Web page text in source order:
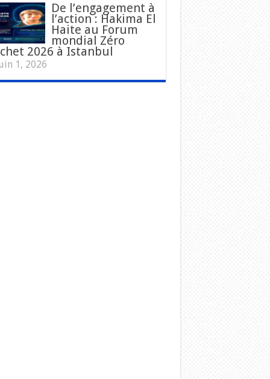
De l’engagement à
l’action : Hakima El
Haite au Forum
mondial Zéro
2026 à Istanbul
1, 2026